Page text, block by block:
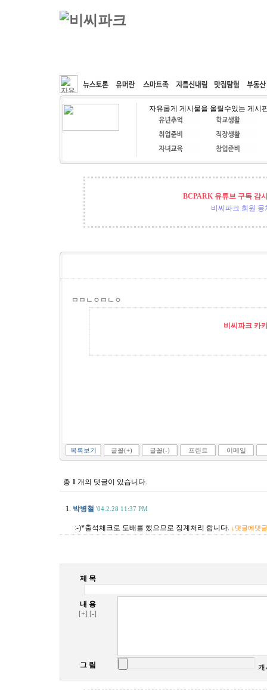
커뮤니티 속도패치 웹호스팅 공동구매
자유롭게 게시물을 올릴수있는 게시
BCPARK 유튜브 구독 감
비씨파크 회원 뭉
ㅁㅁㄴㅇㅁㄴㅇ
비씨파크 카
목록보기 글꼴(+) 글꼴(-) 프린트 이메일
총 1 개의 댓글이 있습니다.
1. 박병철 '04.2.28 11:37 PM
:-)*출석체크로 도배를 했으므로 징계처리 합니다. ↓댓글에댓글
제 목
내 용
[+] [-]
그 림 캐